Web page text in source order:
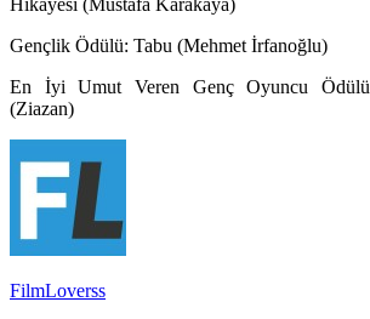
Gençlik Ödülü: Tabu (Mehmet İrfanoğlu)
En İyi Umut Veren Genç Oyuncu Ödülü
(Ziazan)
FilmLoverss